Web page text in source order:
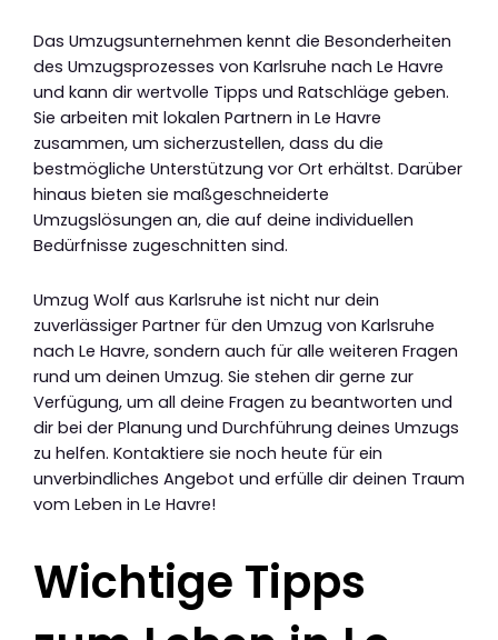
Das Umzugsunternehmen kennt die Besonderheiten
des Umzugsprozesses von Karlsruhe nach Le Havre
und kann dir wertvolle Tipps und Ratschläge geben.
Sie arbeiten mit lokalen Partnern in Le Havre
zusammen, um sicherzustellen, dass du die
bestmögliche Unterstützung vor Ort erhältst. Darüber
hinaus bieten sie maßgeschneiderte
Umzugslösungen an, die auf deine individuellen
Bedürfnisse zugeschnitten sind.
Umzug Wolf aus Karlsruhe ist nicht nur dein
zuverlässiger Partner für den Umzug von Karlsruhe
nach Le Havre, sondern auch für alle weiteren Fragen
rund um deinen Umzug. Sie stehen dir gerne zur
Verfügung, um all deine Fragen zu beantworten und
dir bei der Planung und Durchführung deines Umzugs
zu helfen. Kontaktiere sie noch heute für ein
unverbindliches Angebot und erfülle dir deinen Traum
vom Leben in Le Havre!
Wichtige Tipps